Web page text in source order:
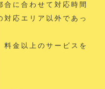
に合わせて対応時間
対応エリア以外であっ
料金以上のサービスを